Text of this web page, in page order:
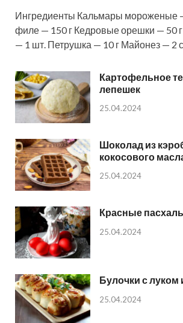
Ингредиенты Кальмары мороженые
филе — 150 г Кедровые орешки — 50
— 1 шт. Петрушка — 10 г Майонез — 2
Картофельное
лепешек
25.04.2024
Шоколад из
кокосового
25.04.2024
Красные
25.04.2024
Булочки с
25.04.2024